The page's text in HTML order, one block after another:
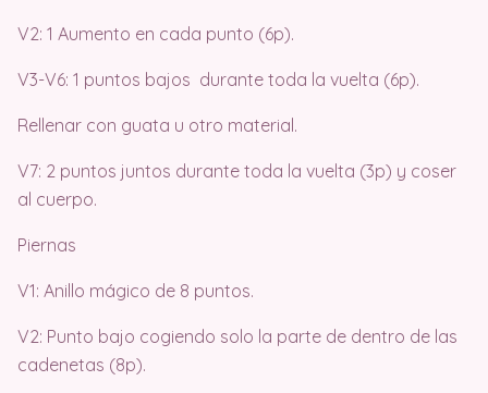
V2: 1 Aumento en cada punto (6p).
V3-V6: 1 puntos bajos durante toda la vuelta (6p).
Rellenar con guata u otro material.
V7: 2 puntos juntos durante toda la vuelta (3p) y coser
al cuerpo.
Piernas
V1: Anillo mágico de 8 puntos.
V2: Punto bajo cogiendo solo la parte de dentro de las
cadenetas (8p).